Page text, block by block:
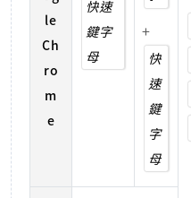
快速
鍵字
母
le
Ch
ro
m
e
+
快
速
鍵
字
母